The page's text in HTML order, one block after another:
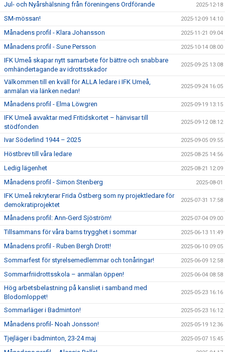
Jul- och Nyårshälsning från föreningens Ordförande 2025-12-18
SM-mössan! 2025-12-09 14:10
Månadens profil - Klara Johansson 2025-11-21 09:04
Månadens profil - Sune Persson 2025-10-14 08:00
IFK Umeå skapar nytt samarbete för bättre och snabbare
omhändertagande av idrottsskador
2025-09-25 13:08
Välkommen till en kväll för ALLA ledare i IFK Umeå,
anmälan via länken nedan!
2025-09-24 16:05
Månadens profil - Elma Löwgren 2025-09-19 13:15
IFK Umeå avvaktar med Fritidskortet – hänvisar till
stödfonden
2025-09-12 08:12
Ivar Söderlind 1944 – 2025 2025-09-05 09:55
Höstbrev till våra ledare 2025-08-25 14:56
Ledig lägenhet 2025-08-21 12:09
Månadens profil - Simon Stenberg 2025-08-01
IFK Umeå rekryterar Frida Östberg som ny projektledare för
demokratiprojektet
2025-07-31 17:58
Månadens profil: Ann-Gerd Sjöström! 2025-07-04 09:00
Tillsammans för våra barns trygghet i sommar 2025-06-13 11:49
Månadens profil - Ruben Bergh Drott! 2025-06-10 09:05
Sommarfest för styrelsemedlemmar och tonåringar! 2025-06-09 12:58
Sommarfriidrottsskola – anmälan öppen! 2025-06-04 08:58
Hög arbetsbelastning på kansliet i samband med
Blodomloppet!
2025-05-23 16:16
Sommarläger i Badminton! 2025-05-23 16:12
Månadens profil- Noah Jonsson! 2025-05-19 12:36
Tjejläger i badminton, 23-24 maj 2025-05-07 15:45